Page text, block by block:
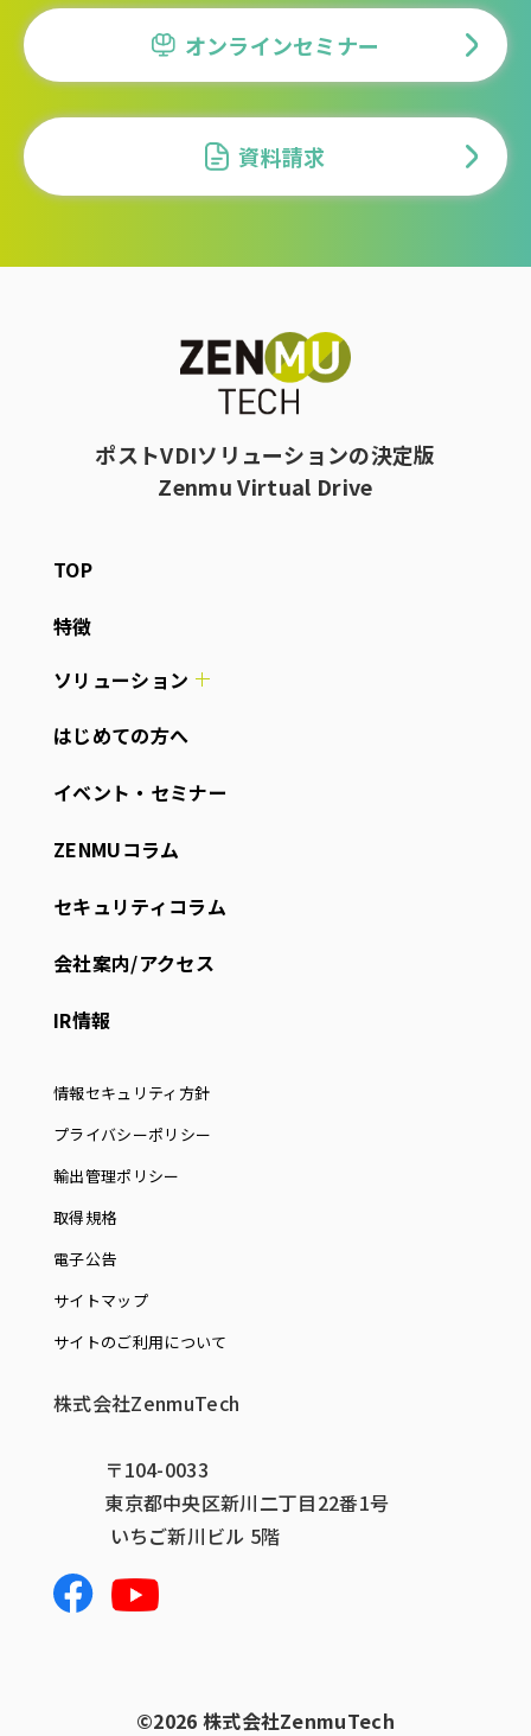
オンラインセミナー
資料請求
ポストVDIソリューションの決定版
Zenmu Virtual Drive
TOP
特徴
ソリューション
はじめての方へ
イベント・セミナー
ZENMUコラム
セキュリティコラム
会社案内/アクセス
IR情報
情報セキュリティ方針
プライバシーポリシー
輸出管理ポリシー
取得規格
電子公告
サイトマップ
サイトのご利用について
株式会社ZenmuTech
〒104-0033
東京都中央区新川二丁目22番1号
いちご新川ビル 5階
©️2026 株式会社ZenmuTech